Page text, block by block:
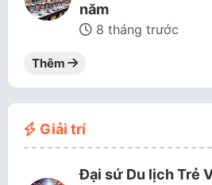
năm
8 tháng trước
Thêm
Giải trí
Đại sứ Du lịch Trẻ